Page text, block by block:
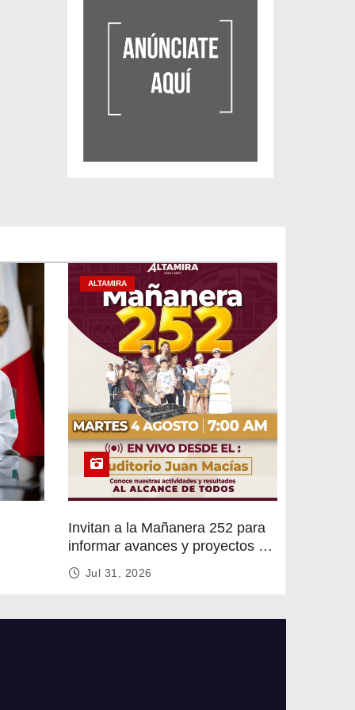
ALTAMIRA
Invitan a la Mañanera 252 para
informar avances y proyectos de
Altamira
Jul 31, 2026